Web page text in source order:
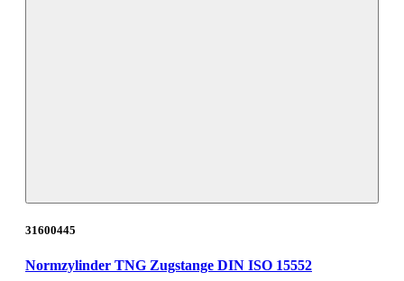
31600445
Normzylinder TNG Zugstange DIN ISO 15552